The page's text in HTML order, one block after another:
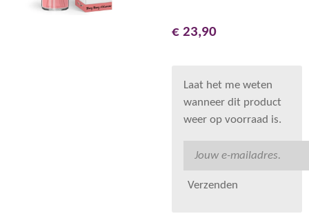
€ 23,90
Laat het me weten
wanneer dit product
weer op voorraad is.
Verzenden